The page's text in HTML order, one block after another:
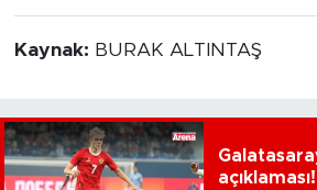
Kaynak: BURAK ALTINTAŞ